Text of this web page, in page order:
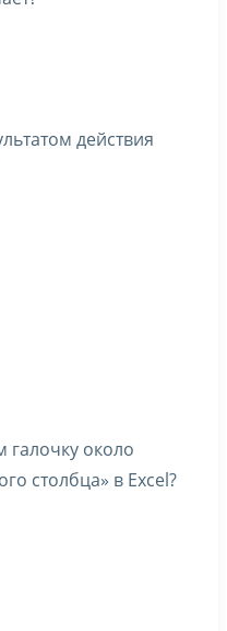
действия
галочку около
столбца» в Excel?